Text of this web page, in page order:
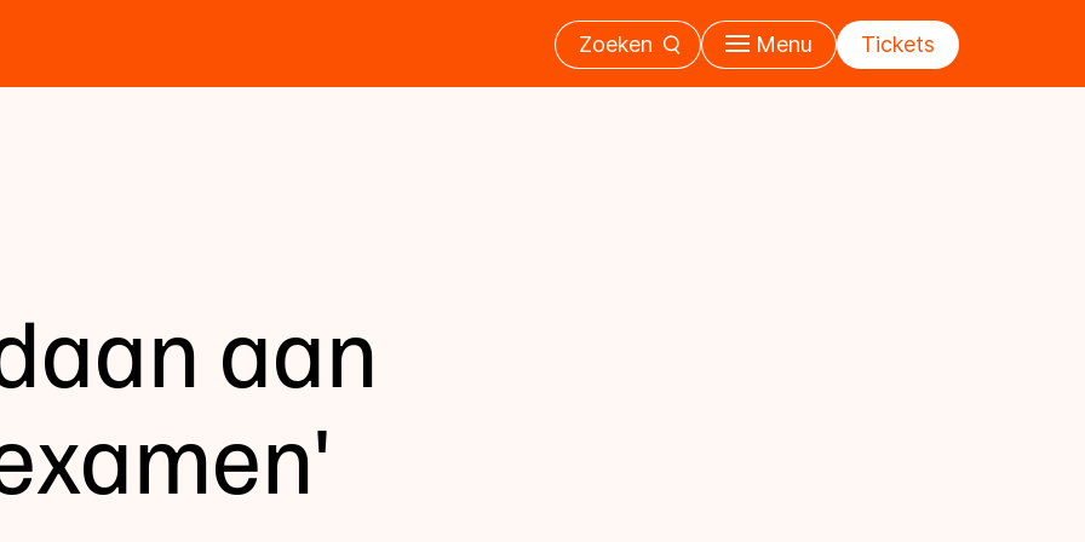
Zoeken Menu Tickets
aan